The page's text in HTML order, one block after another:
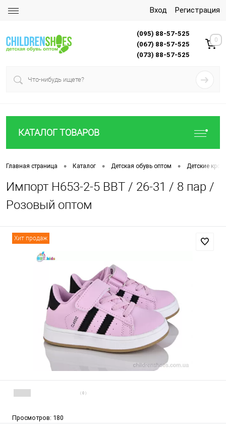
Вход Регистрация
(095) 88-57-525
(067) 88-57-525
(073) 88-57-525
0
КАТАЛОГ ТОВАРОВ
Главная страница • Каталог • Детская обувь оптом • Детские
Импорт H653-2-5 BBT / 26-31 / 8 пар /
Розовый оптом
Хит продаж
( 0 )
Просмотров: 180